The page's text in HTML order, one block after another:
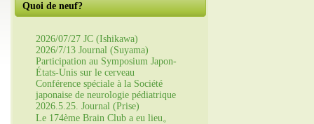
Quoi de neuf?
2026/07/27 JC (Ishikawa)
2026/7/13 Journal (Suyama)
Participation au Symposium Japon-
États-Unis sur le cerveau
Conférence spéciale à la Société
japonaise de neurologie pédiatrique
2026.5.25. Journal (Prise)
Le 174ème Brain Club a eu lieu。